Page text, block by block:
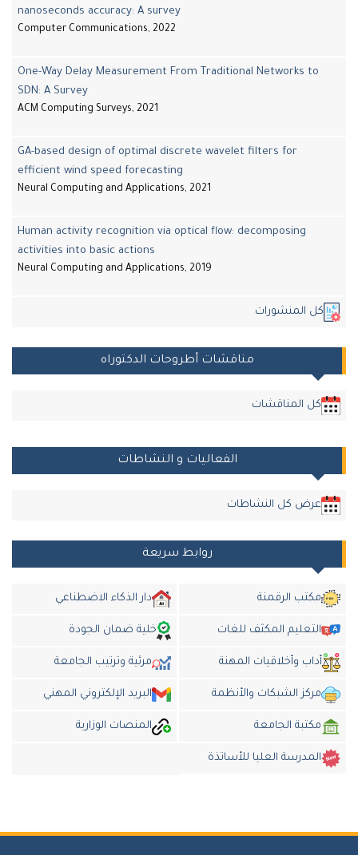
nanoseconds accuracy: A survey
Computer Communications, 2022
One-Way Delay Measurement From Traditional Networks to
SDN: A Survey
ACM Computing Surveys, 2021
GA-based design of optimal discrete wavelet filters for
efficient wind speed forecasting
Neural Computing and Applications, 2021
Human activity recognition via optical flow: decomposing
activities into basic actions
Neural Computing and Applications, 2019
كل المنشورات
مناقشات أطروحات الدكتوراه
كل المناقشات
الفعاليات و النشاطات
عرض كل النشاطات
روابط سريعة
مكتب الرقمنة دار الذكاء الاضطناعي
التعليم المكثف للغات خلية ضمان الجودة
أداب وأخلاقيات المهنة مرئية وترتيب الجامعة
مركز الشبكات والأنظمة البريد الإلكتروني المهني
مكتبة الجامعة المنصات الوزارية
المدرسة العليا للأساتذة